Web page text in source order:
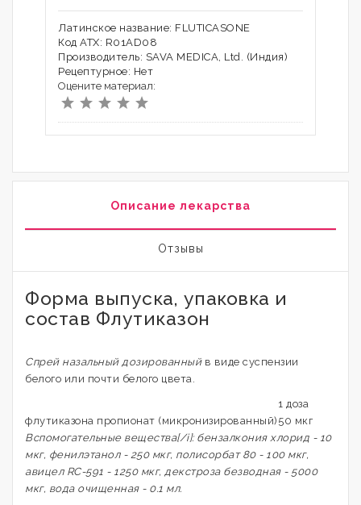
Латинское название: FLUTICASONE
Код АТХ: R01AD08
Производитель: SAVA MEDICA, Ltd. (Индия)
Рецептурное: Нет
Оцените материал:
Описание лекарства
Отзывы
Форма выпуска, упаковка и
состав Флутиказон
Спрей назальный дозированныйв виде суспензии
белого или почти белого цвета.
1 доза
флутиказона пропионат (микронизированный) 50 мкг
Вспомогательные вещества[/i]: бензалкония хлорид - 10
мкг, фенилэтанол - 250 мкг, полисорбат 80 - 100 мкг,
авицел RC-591 - 1250 мкг, декстроза безводная - 5000
мкг, вода очищенная - 0.1 мл.